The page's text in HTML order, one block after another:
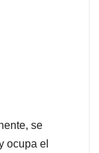
se
ocupa el